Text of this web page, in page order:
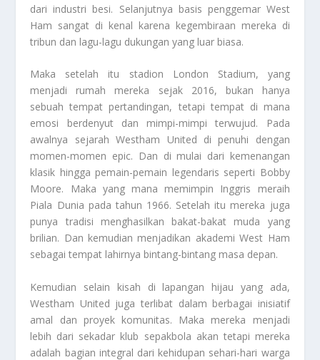
dari industri besi. Selanjutnya basis penggemar West
Ham sangat di kenal karena kegembiraan mereka di
tribun dan lagu-lagu dukungan yang luar biasa.
Maka setelah itu stadion London Stadium, yang
menjadi rumah mereka sejak 2016, bukan hanya
sebuah tempat pertandingan, tetapi tempat di mana
emosi berdenyut dan mimpi-mimpi terwujud. Pada
awalnya sejarahWestham United di penuhi dengan
momen-momen epic. Dan di mulai dari kemenangan
klasik hingga pemain-pemain legendaris seperti Bobby
Moore. Maka yang mana memimpin Inggris meraih
Piala Dunia pada tahun 1966. Setelah itu mereka juga
punya tradisi menghasilkan bakat-bakat muda yang
brilian. Dan kemudian menjadikan akademi West Ham
sebagai tempat lahirnya bintang-bintang masa depan.
Kemudian selain kisah di lapangan hijau yang ada,
Westham United juga terlibat dalam berbagai inisiatif
amal dan proyek komunitas. Maka mereka menjadi
lebih dari sekadar klub sepakbola akan tetapi mereka
adalah bagian integral dari kehidupan sehari-hari warga